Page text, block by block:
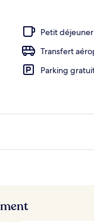
Petit
Transfert
Parking